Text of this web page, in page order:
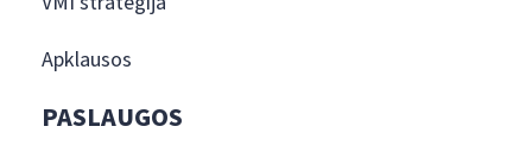
Apklausos
PASLAUGOS